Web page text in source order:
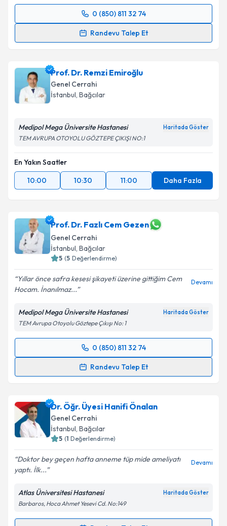
Takvim Talebini Gönder
0 (850) 811 32 74
Randevu Talep Et
Randevu Takvimi Talebi
almanız için bir takvim hazırlandığında e-posta ile
bilgilendireceğiz.
E-posta Adresiniz
Kişisel verilerimin işlenmesine ilişkinAydınlatma
Metni
kapsamda işlenmesini kabul ediyorum.
Prof. Dr. Remzi Emiroğlu
Genel Cerrahi
İstanbul, Bağcılar
Medipol Mega Üniversite Hastanesi Haritada Göster
TEM AVRUPA OTOYOLU GÖZTEPE ÇIKIŞI NO:1
En Yakın Saatler
10:00
10:30 11:00 Daha Fazla
Prof. Dr. Fazlı Cem Gezen
Genel Cerrahi
İstanbul, Bağcılar
5 (5 Değerlendirme)
Yıllar önce safra kesesi şikayeti üzerine gittiğim Cem
Hocam. İnanılmaz...
Devamı
Medipol Mega Üniversite Hastanesi Haritada Göster
TEM Avrupa Otoyolu Göztepe Çıkışı No: 1
0 (850) 811 32 74
Randevu Talep Et
Randevu Takvimi Talebi
için bir takvim hazırlandığında e-posta ile
bilgilendireceğiz.
E-posta Adresiniz
Metni'ni okudum ve kişisel verilerimin belirtilen
kapsamda işlenmesini kabul ediyorum.
Dr. Öğr. Üyesi Hanifi Önalan
Genel Cerrahi
İstanbul, Bağcılar
5 (1 Değerlendirme)
Doktor bey geçen hafta anneme tüp mide ameliyatı
yaptı. İlk...
Devamı
Atlas Üniversitesi Hastanesi Haritada Göster
Barbaros, Hoca Ahmet Yesevi Cd. No:149